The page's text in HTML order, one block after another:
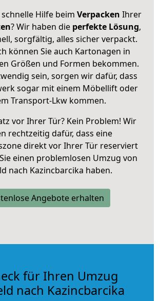
Hilfe beim Verpacken Ihrer
? Wir haben die perfekte Lösung,
sorgfältig, alles sicher verpackt.
können Sie auch Kartonagen in
Größen und Formen bekommen.
sein, sorgen wir dafür, dass
sogar mit einem Möbellift oder
Transport-Lkw kommen.
vor Ihrer Tür? Kein Problem! Wir
rechtzeitig dafür, dass eine
direkt vor Ihrer Tür reserviert
einen problemlosen Umzug von
nach Kazincbarcika haben.
Angebote erhalten
für Ihren Umzug
nach Kazincbarcika